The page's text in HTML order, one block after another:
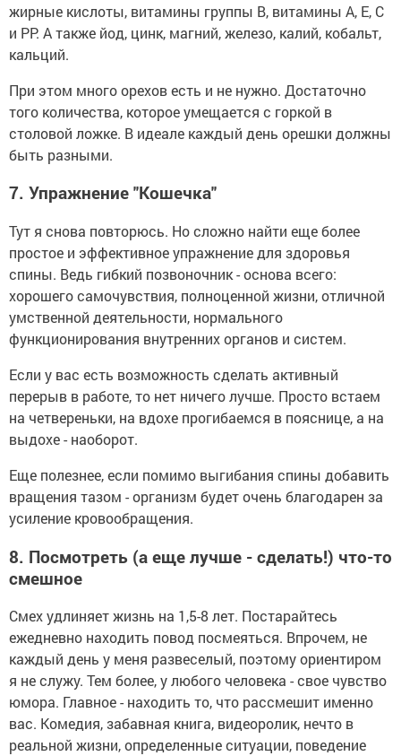
жирные кислоты, витамины группы В, витамины А, Е, С
и PP. А также йод, цинк, магний, железо, калий, кобальт,
кальций.
При этом много орехов есть и не нужно. Достаточно
того количества, которое умещается с горкой в
столовой ложке. В идеале каждый день орешки должны
быть разными.
7. Упражнение "Кошечка"
Тут я снова повторюсь. Но сложно найти еще более
простое и эффективное упражнение для здоровья
спины. Ведь гибкий позвоночник - основа всего:
хорошего самочувствия, полноценной жизни, отличной
умственной деятельности, нормального
функционирования внутренних органов и систем.
Если у вас есть возможность сделать активный
перерыв в работе, то нет ничего лучше. Просто встаем
на четвереньки, на вдохе прогибаемся в пояснице, а на
выдохе - наоборот.
Еще полезнее, если помимо выгибания спины добавить
вращения тазом - организм будет очень благодарен за
усиление кровообращения.
8. Посмотреть (а еще лучше - сделать!) что-то
смешное
Смех удлиняет жизнь на 1,5-8 лет. Постарайтесь
ежедневно находить повод посмеяться. Впрочем, не
каждый день у меня развеселый, поэтому ориентиром
я не служу. Тем более, у любого человека - свое чувство
юмора. Главное - находить то, что рассмешит именно
вас. Комедия, забавная книга, видеоролик, нечто в
реальной жизни, определенные ситуации, поведение